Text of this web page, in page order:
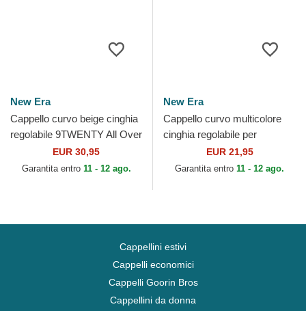
New Era
Cappello curvo beige cinghia
regolabile 9TWENTY All Over
Print Tropical dei New York
Yankees MLB...
EUR 30,95
Garantita entro 11 - 12 ago.
New Era
Cappello curvo multicolore
cinghia regolabile per
bambino 9FORTY Location
All Over Print di New Era
EUR 21,95
Garantita entro 11 - 12 ago.
Cappellini estivi
Cappelli economici
Cappelli Goorin Bros
Cappellini da donna